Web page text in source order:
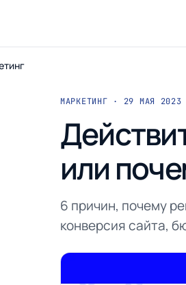
МАРКЕТИНГ · 29 МАЯ 2023
или
6 причин, почему
конверсия сайта,